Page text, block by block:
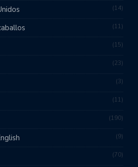
14
11
15
23
3
11
190
9
70